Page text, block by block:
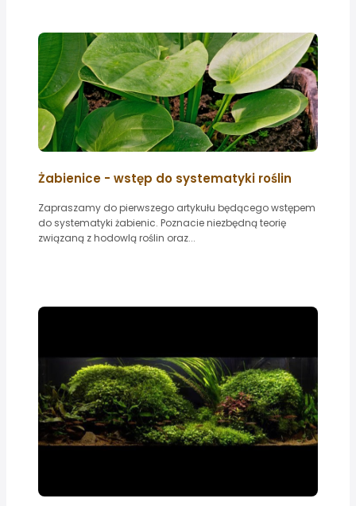
Żabienice - wstęp do systematyki roślin
Zapraszamy do pierwszego artykułu będącego wstępem
do systematyki żabienic. Poznacie niezbędną teorię
związaną z hodowlą roślin oraz...